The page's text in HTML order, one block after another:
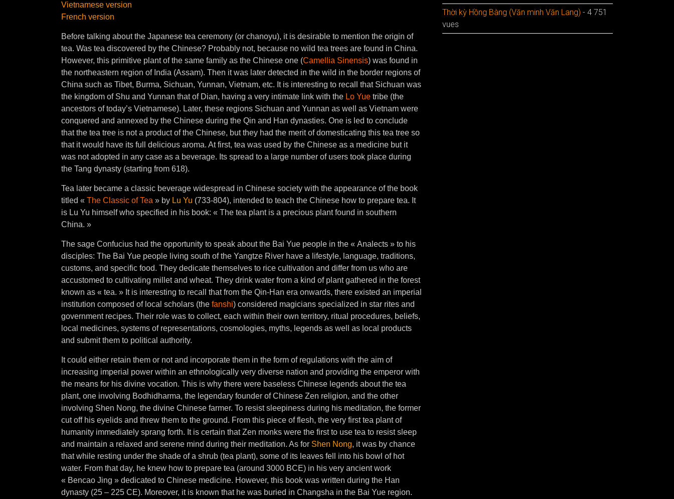
Vietnamese version
French version
Before talking about the Japanese tea ceremony (or chanoyu), it is desirable to mention the origin of
tea. Was tea discovered by the Chinese? Probably not, because no wild tea trees are found in China.
However, this primitive plant of the same family as the Chinese one (Camellia Sinensis) was found in
the northeastern region of India (Assam). Then it was later detected in the wild in the border regions of
China such as Tibet, Burma, Sichuan, Yunnan, Vietnam, etc. It is interesting to recall that Sichuan was
the kingdom of Shu and Yunnan that of Dian, having a very intimate link with the Lo Yue tribe (the
ancestors of today’s Vietnamese). Later, these regions Sichuan and Yunnan as well as Vietnam were
conquered and annexed by the Chinese during the Qin and Han dynasties. One is led to conclude
that the tea tree is not a product of the Chinese, but they had the merit of domesticating this tea tree so
that it would have its full delicious aroma. At first, tea was used by the Chinese as a medicine but it
was not adopted in any case as a beverage. Its spread to a large number of users took place during
the Tang dynasty (starting from 618).
Tea later became a classic beverage widespread in Chinese society with the appearance of the book
titled « The Classic of Tea » by Lu Yu (733-804), intended to teach the Chinese how to prepare tea. It
is Lu Yu himself who specified in his book: « The tea plant is a precious plant found in southern
China. »
The sage Confucius had the opportunity to speak about the Bai Yue people in the « Analects » to his
disciples: The Bai Yue people living south of the Yangtze River have a lifestyle, language, traditions,
customs, and specific food. They dedicate themselves to rice cultivation and differ from us who are
accustomed to cultivating millet and wheat. They drink water from a kind of plant gathered in the forest
known as « tea. » It is interesting to recall that from the Qin-Han era onwards, there existed an imperial
institution composed of local scholars (the fanshi) considered magicians specialized in star rites and
government recipes. Their role was to collect, each within their own territory, ritual procedures, beliefs,
local medicines, systems of representations, cosmologies, myths, legends as well as local products
and submit them to political authority.
It could either retain them or not and incorporate them in the form of regulations with the aim of
increasing imperial power within an ethnologically very diverse nation and providing the emperor with
the means for his divine vocation. This is why there were baseless Chinese legends about the tea
plant, one involving Bodhidharma, the legendary founder of Chinese Zen religion, and the other
involving Shen Nong, the divine Chinese farmer. To resist sleepiness during his meditation, the former
cut off his eyelids and threw them to the ground. From this piece of flesh, the very first tea plant of
humanity immediately sprang forth. It is certain that Zen monks were the first to use tea to resist sleep
and maintain a relaxed and serene mind during their meditation. As for Shen Nong, it was by chance
that while resting under the shade of a shrub (tea plant), some of its leaves fell into his bowl of hot
water. From that day, he knew how to prepare tea (around 3000 BCE) in his very ancient work
« Bencao Jing » dedicated to Chinese medicine. However, this book was written during the Han
dynasty (25 – 225 CE). Moreover, it is known that he was buried in Changsha in the Bai Yue region.
Thời kỳ Hồng Bàng (Văn minh Văn Lang) - 4 751
vues